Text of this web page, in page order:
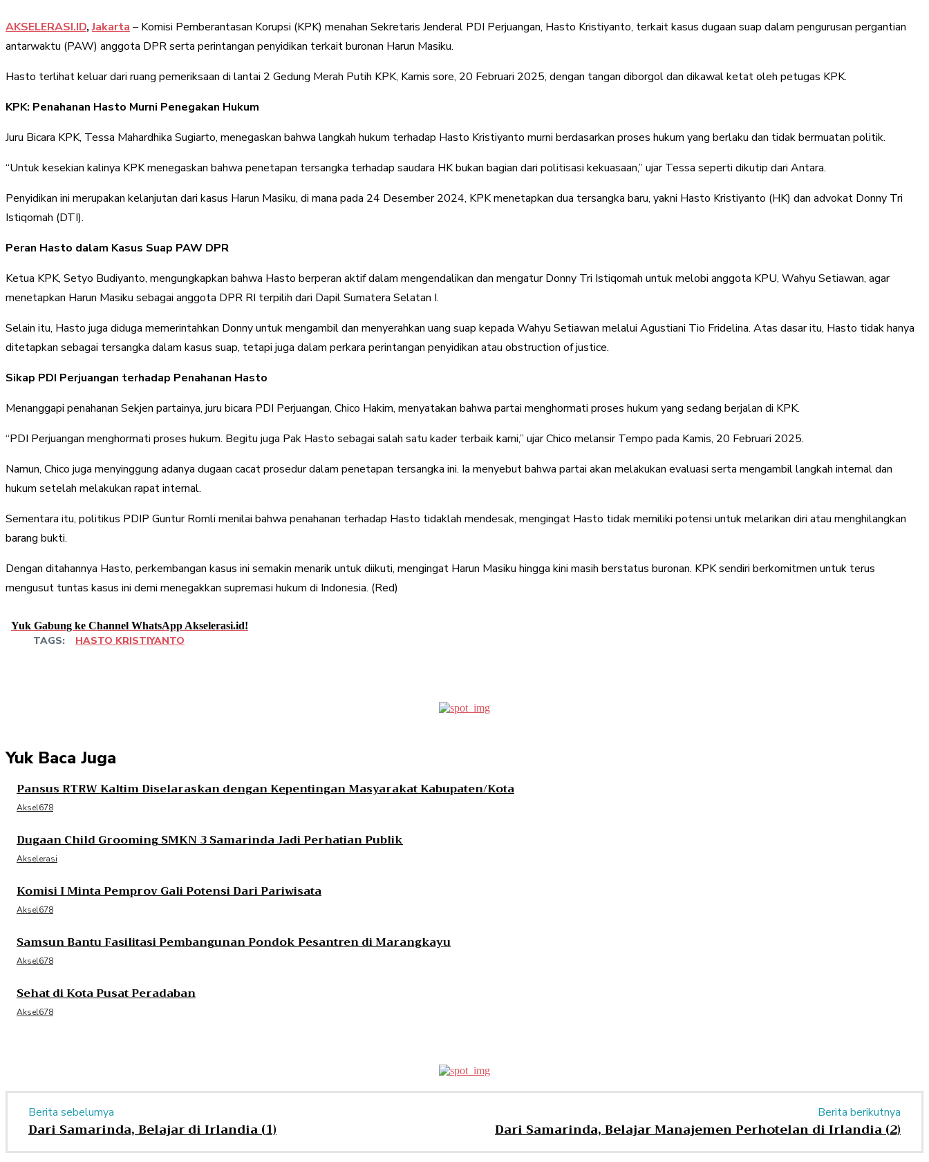
AKSELERASI.ID,Jakarta – Komisi Pemberantasan Korupsi (KPK) menahan Sekretaris Jenderal PDI Perjuangan, Hasto Kristiyanto, terkait kasus dugaan suap dalam pengurusan pergantian
antarwaktu (PAW) anggota DPR serta perintangan penyidikan terkait buronan Harun Masiku.
Hasto terlihat keluar dari ruang pemeriksaan di lantai 2 Gedung Merah Putih KPK, Kamis sore, 20 Februari 2025, dengan tangan diborgol dan dikawal ketat oleh petugas KPK.
KPK: Penahanan Hasto Murni Penegakan Hukum
Juru Bicara KPK, Tessa Mahardhika Sugiarto, menegaskan bahwa langkah hukum terhadap Hasto Kristiyanto murni berdasarkan proses hukum yang berlaku dan tidak bermuatan politik.
“Untuk kesekian kalinya KPK menegaskan bahwa penetapan tersangka terhadap saudara HK bukan bagian dari politisasi kekuasaan,” ujar Tessa seperti dikutip dari Antara.
Penyidikan ini merupakan kelanjutan dari kasus Harun Masiku, di mana pada 24 Desember 2024, KPK menetapkan dua tersangka baru, yakni Hasto Kristiyanto (HK) dan advokat Donny Tri
Istiqomah (DTI).
Peran Hasto dalam Kasus Suap PAW DPR
Ketua KPK, Setyo Budiyanto, mengungkapkan bahwa Hasto berperan aktif dalam mengendalikan dan mengatur Donny Tri Istiqomah untuk melobi anggota KPU, Wahyu Setiawan, agar
menetapkan Harun Masiku sebagai anggota DPR RI terpilih dari Dapil Sumatera Selatan I.
Selain itu, Hasto juga diduga memerintahkan Donny untuk mengambil dan menyerahkan uang suap kepada Wahyu Setiawan melalui Agustiani Tio Fridelina. Atas dasar itu, Hasto tidak hanya
ditetapkan sebagai tersangka dalam kasus suap, tetapi juga dalam perkara perintangan penyidikan atau obstruction of justice.
Sikap PDI Perjuangan terhadap Penahanan Hasto
Menanggapi penahanan Sekjen partainya, juru bicara PDI Perjuangan, Chico Hakim, menyatakan bahwa partai menghormati proses hukum yang sedang berjalan di KPK.
“PDI Perjuangan menghormati proses hukum. Begitu juga Pak Hasto sebagai salah satu kader terbaik kami,” ujar Chico melansir Tempo pada Kamis, 20 Februari 2025.
Namun, Chico juga menyinggung adanya dugaan cacat prosedur dalam penetapan tersangka ini. Ia menyebut bahwa partai akan melakukan evaluasi serta mengambil langkah internal dan
hukum setelah melakukan rapat internal.
Sementara itu, politikus PDIP Guntur Romli menilai bahwa penahanan terhadap Hasto tidaklah mendesak, mengingat Hasto tidak memiliki potensi untuk melarikan diri atau menghilangkan
barang bukti.
Dengan ditahannya Hasto, perkembangan kasus ini semakin menarik untuk diikuti, mengingat Harun Masiku hingga kini masih berstatus buronan. KPK sendiri berkomitmen untuk terus
mengusut tuntas kasus ini demi menegakkan supremasi hukum di Indonesia. (Red)
Yuk Gabung ke Channel WhatsApp Akselerasi.id!
TAGS: HASTO KRISTIYANTO
Yuk Baca Juga
Pansus RTRW Kaltim Diselaraskan dengan Kepentingan Masyarakat Kabupaten/Kota
Aksel678
Dugaan Child Grooming SMKN 3 Samarinda Jadi Perhatian Publik
Akselerasi
Komisi I Minta Pemprov Gali Potensi Dari Pariwisata
Aksel678
Samsun Bantu Fasilitasi Pembangunan Pondok Pesantren di Marangkayu
Aksel678
Sehat di Kota Pusat Peradaban
Aksel678
Berita sebelumya
Dari Samarinda, Belajar di Irlandia (1)
Berita berikutnya
Dari Samarinda, Belajar Manajemen Perhotelan di Irlandia (2)